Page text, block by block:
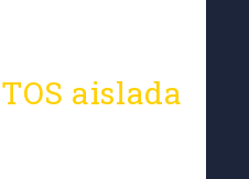
aislada